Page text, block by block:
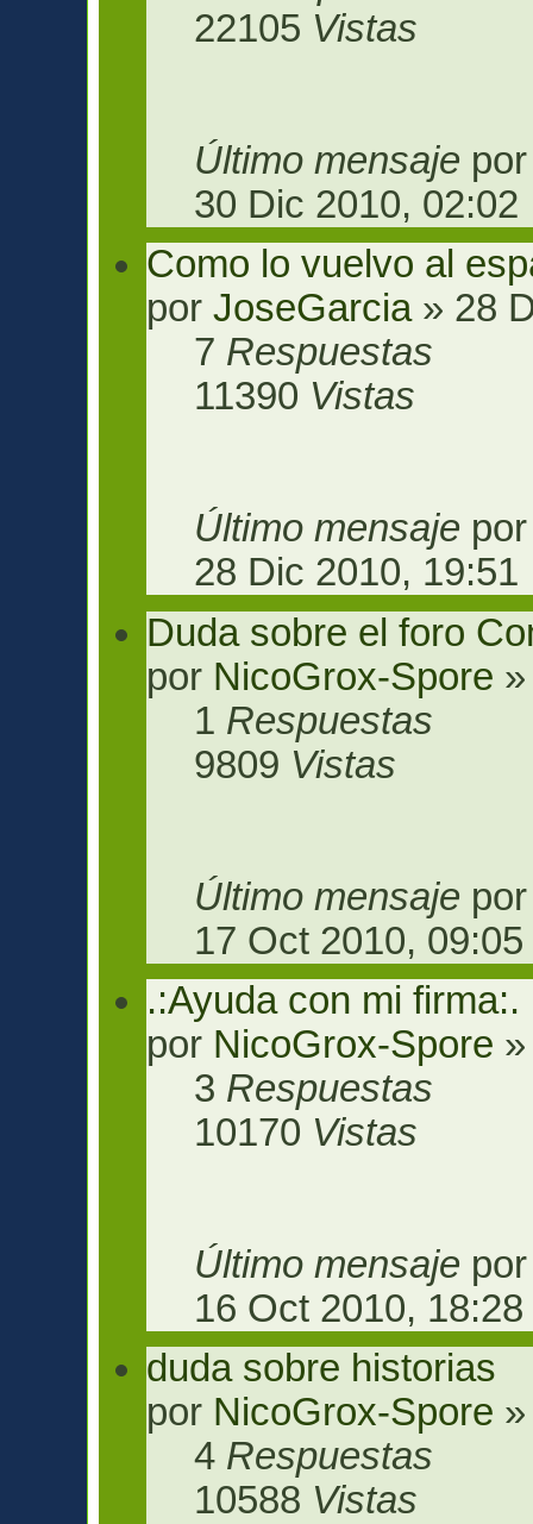
22105 Vistas
Último mensaje
30 Dic 2010, 02:02
Como lo vuelvo al
porJoseGarcia» 28
7 Respuestas
11390 Vistas
Último mensaje
28 Dic 2010, 19:51
Duda sobre el foro
por NicoGrox-Spore
1 Respuestas
9809 Vistas
Último mensaje
17 Oct 2010, 09:05
.:Ayuda con mi firma:.
por NicoGrox-Spore
3 Respuestas
10170 Vistas
Último mensaje
16 Oct 2010, 18:28
duda sobre historias
por NicoGrox-Spore
4 Respuestas
10588 Vistas